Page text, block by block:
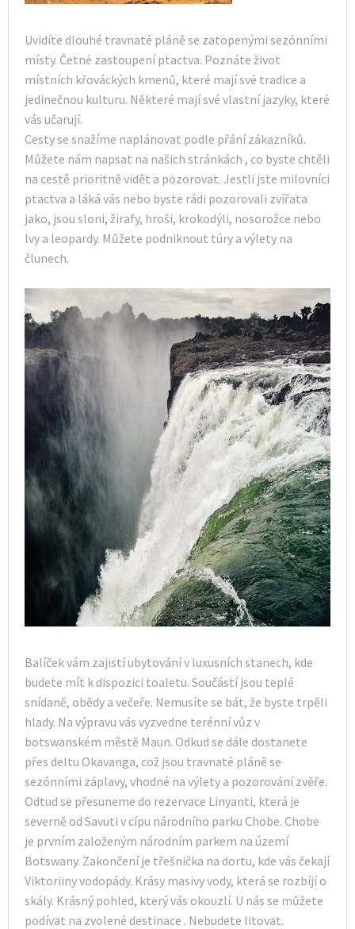
Uvidíte dlouhé travnaté pláně se zatopenými sezónními
místy. Četné zastoupení ptactva. Poznáte život
místních křováckých kmenů, které mají své tradice a
jedinečnou kulturu. Některé mají své vlastní jazyky, které
vás učarují.
Cesty se snažíme naplánovat podle přání zákazníků.
Můžete nám napsat na našich stránkách , co byste chtěli
na cestě prioritně vidět a pozorovat. Jestli jste milovníci
ptactva a láká vás nebo byste rádi pozorovali zvířata
jako, jsou sloni, žirafy, hroši, krokodýli, nosorožce nebo
lvy a leopardy. Můžete podniknout túry a výlety na
člunech.
Balíček vám zajistí ubytování v luxusních stanech, kde
budete mít k dispozici toaletu. Součástí jsou teplé
snídaně, obědy a večeře. Nemusíte se bát, že byste trpěli
hlady. Na výpravu vás vyzvedne terénní vůz v
botswanském městě Maun. Odkud se dále dostanete
přes deltu Okavanga, což jsou travnaté pláně se
sezónními záplavy, vhodné na výlety a pozorování zvěře.
Odtud se přesuneme do rezervace Linyanti, která je
severně od Savuti v cípu národního parku Chobe. Chobe
je prvním založeným národním parkem na území
Botswany. Zakončení je třešnička na dortu, kde vás čekají
Viktoriiny vodopády. Krásy masivy vody, která se rozbíjí o
skály. Krásný pohled, který vás okouzlí. U nás se můžete
podívat na zvolené destinace . Nebudete litovat.